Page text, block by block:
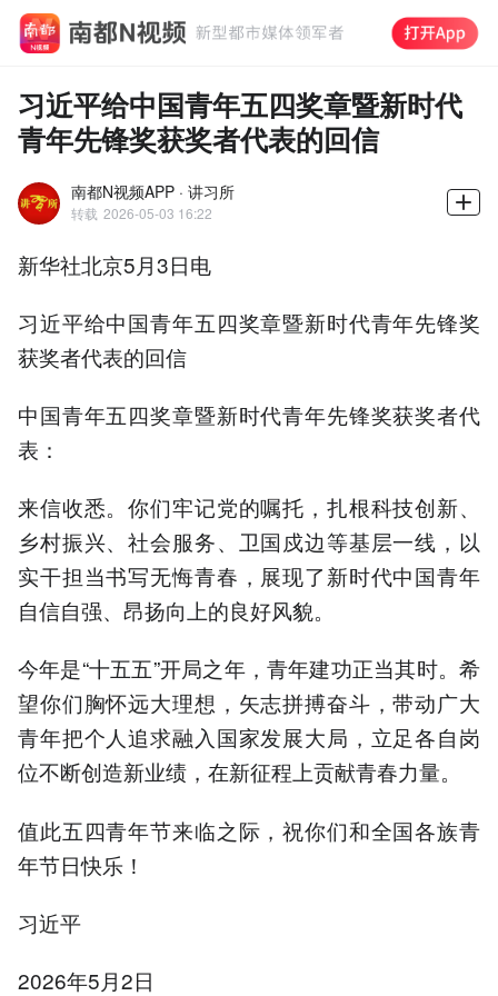
习近平给中国青年五四奖章暨新时代
青年先锋奖获奖者代表的回信
南都N视频APP · 讲习所
转载 2026-05-03 16:22
新华社北京5月3日电
习近平给中国青年五四奖章暨新时代青年先锋奖
获奖者代表的回信
中国青年五四奖章暨新时代青年先锋奖获奖者代
表：
来信收悉。你们牢记党的嘱托，扎根科技创新、
乡村振兴、社会服务、卫国戍边等基层一线，以
实干担当书写无悔青春，展现了新时代中国青年
自信自强、昂扬向上的良好风貌。
今年是“十五五”开局之年，青年建功正当其时。希
望你们胸怀远大理想，矢志拼搏奋斗，带动广大
青年把个人追求融入国家发展大局，立足各自岗
位不断创造新业绩，在新征程上贡献青春力量。
值此五四青年节来临之际，祝你们和全国各族青
年节日快乐！
习近平
2026年5月2日